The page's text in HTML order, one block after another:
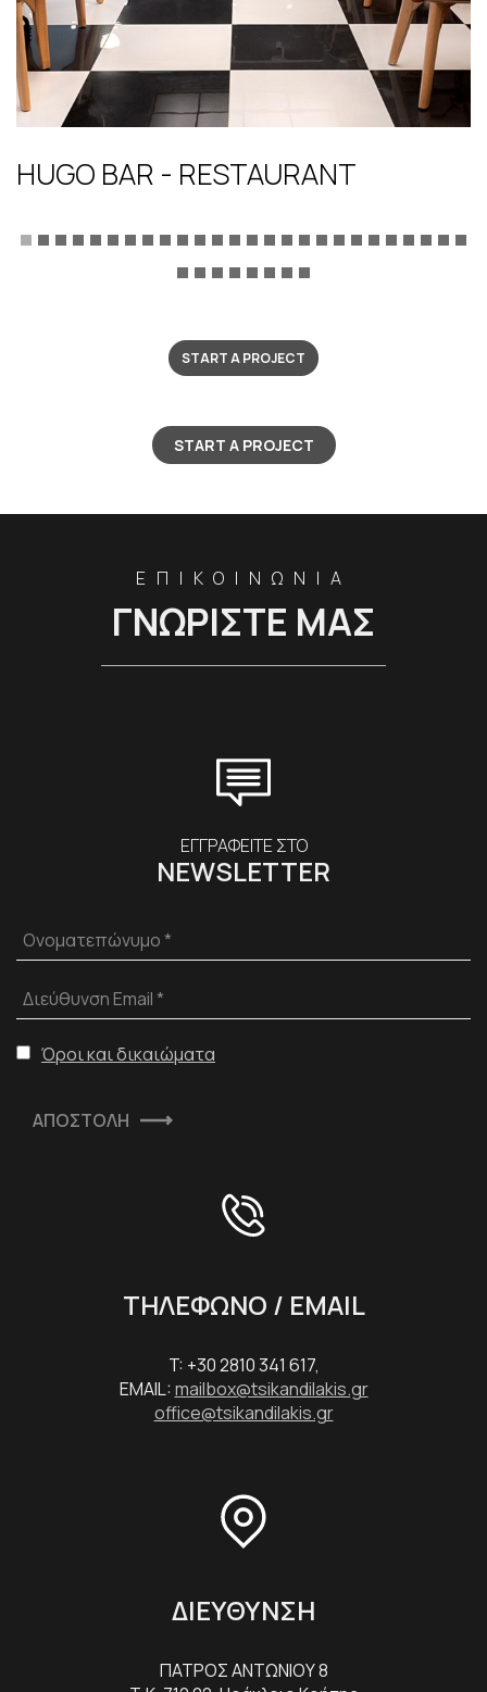
HUGO BAR - RESTAURANT
START A PROJECT
START A PROJECT
ΕΠΙΚΟΙΝΩΝΙΑ
ΓΝΩΡΙΣΤΕ ΜΑΣ
ΕΓΓΡΑΦΕΙΤΕ ΣΤΟ
NEWSLETTER
Ονοματεπώνυμο *
Διεύθυνση Email *
Όροι και δικαιώματα
ΑΠΟΣΤΟΛΗ
ΤΗΛΕΦΩΝΟ / EMAIL
T: +30 2810 341 617,
EMAIL:mailbox@tsikandilakis.gr
office@tsikandilakis.gr
ΔΙΕΥΘΥΝΣΗ
ΠΑΤΡΟΣ ΑΝΤΩΝΙΟΥ 8